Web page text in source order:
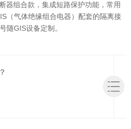
器组合款，集成短路保护功能，常用
（气体绝缘组合电器）配套的隔离接
随GIS设备定制。